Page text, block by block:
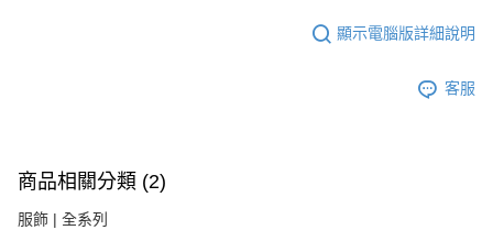
顯示電腦版詳細說明
客服
商品相關分類 (2)
服飾 | 全系列